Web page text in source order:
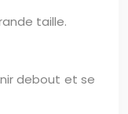
taille.
debout et se